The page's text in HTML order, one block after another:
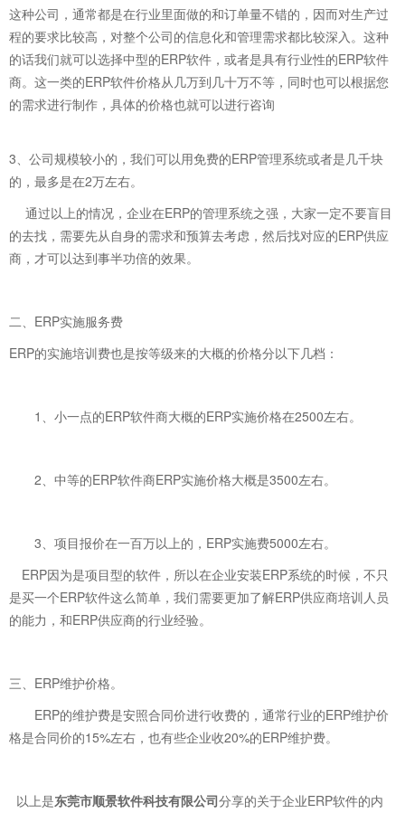
这种公司，通常都是在行业里面做的和订单量不错的，因而对生产过
程的要求比较高，对整个公司的信息化和管理需求都比较深入。这种
的话我们就可以选择中型的ERP软件，或者是具有行业性的ERP软件
商。这一类的ERP软件价格从几万到几十万不等，同时也可以根据您
的需求进行制作，具体的价格也就可以进行咨询
3、公司规模较小的，我们可以用免费的ERP管理系统或者是几千块
的，最多是在2万左右。
通过以上的情况，企业在ERP的管理系统之强，大家一定不要盲目
的去找，需要先从自身的需求和预算去考虑，然后找对应的ERP供应
商，才可以达到事半功倍的效果。
二、ERP实施服务费
ERP的实施培训费也是按等级来的大概的价格分以下几档：
1、小一点的ERP软件商大概的ERP实施价格在2500左右。
2、中等的ERP软件商ERP实施价格大概是3500左右。
3、项目报价在一百万以上的，ERP实施费5000左右。
ERP因为是项目型的软件，所以在企业安装ERP系统的时候，不只
是买一个ERP软件这么简单，我们需要更加了解ERP供应商培训人员
的能力，和ERP供应商的行业经验。
三、ERP维护价格。
ERP的维护费是安照合同价进行收费的，通常行业的ERP维护价
格是合同价的15%左右，也有些企业收20%的ERP维护费。
以上是东莞市顺景软件科技有限公司分享的关于企业ERP软件的内